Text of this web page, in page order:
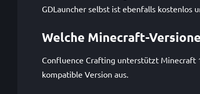
GDLauncher selbst ist ebenfalls kostenlos
Welche Minecraft-
Confluence Crafting unterstützt Minecraft
kompatible Version aus.